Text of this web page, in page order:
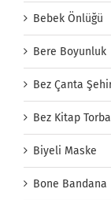
Bebek Önlüğü
Bere Boyunluk
Bez Çanta
Bez Kitap
Biyeli Maske
Bone Bandana